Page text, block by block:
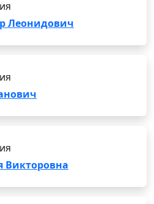
Леонидович
Викторовна